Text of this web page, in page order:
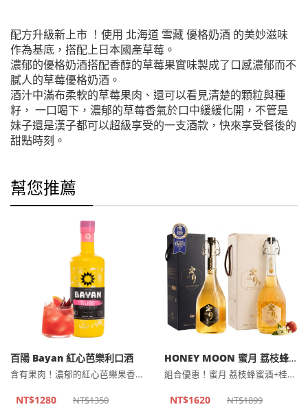
配方升級新上市 ！使用 北海道 雪藏 優格奶酒 的美妙滋味
作為基底，搭配上日本國產草莓。
濃郁的優格奶酒搭配香醇的草莓果實味製成了口感濃郁而不
膩人的草莓優格奶酒。
酒汁中滿布柔軟的草莓果肉、還可以看見清楚的顆粒與種
籽， 一口喝下，濃郁的草莓香氣於口中緩緩化開，不管是
妹子還是漢子都可以超級享受的一支酒款，快來享受餐後的
甜點時刻。
幫您推薦
百陽 Bayan 紅心芭樂利口酒
含有果肉！濃郁的紅心芭樂果香結合洛神花帶來細緻微酸。
NT$1280 NT$1350
HONEY MOON 蜜月 荔枝蜂蜜酒/桂花限定 二入組
組合優惠！蜜月 荔枝蜂蜜酒+桂花荔枝蜂蜜酒（春季限定）各一瓶
NT$1620 NT$1899